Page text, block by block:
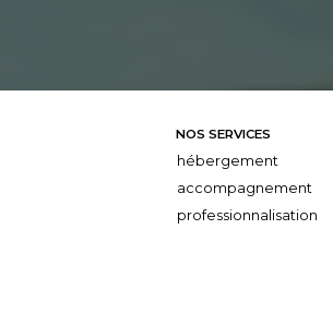
NOS SERVICES
hébergement
accompagnement
professionnalisation